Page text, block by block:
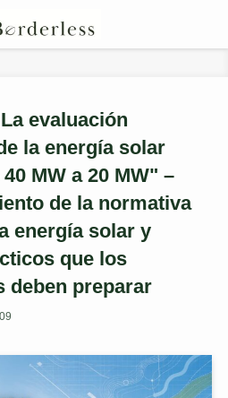
evaluación
la energía solar
MW a 20 MW" –
de la normativa
energía solar y
que los
deben preparar